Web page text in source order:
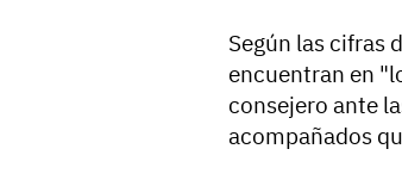
Según las cifras
encuentran en
consejero ante
acompañados